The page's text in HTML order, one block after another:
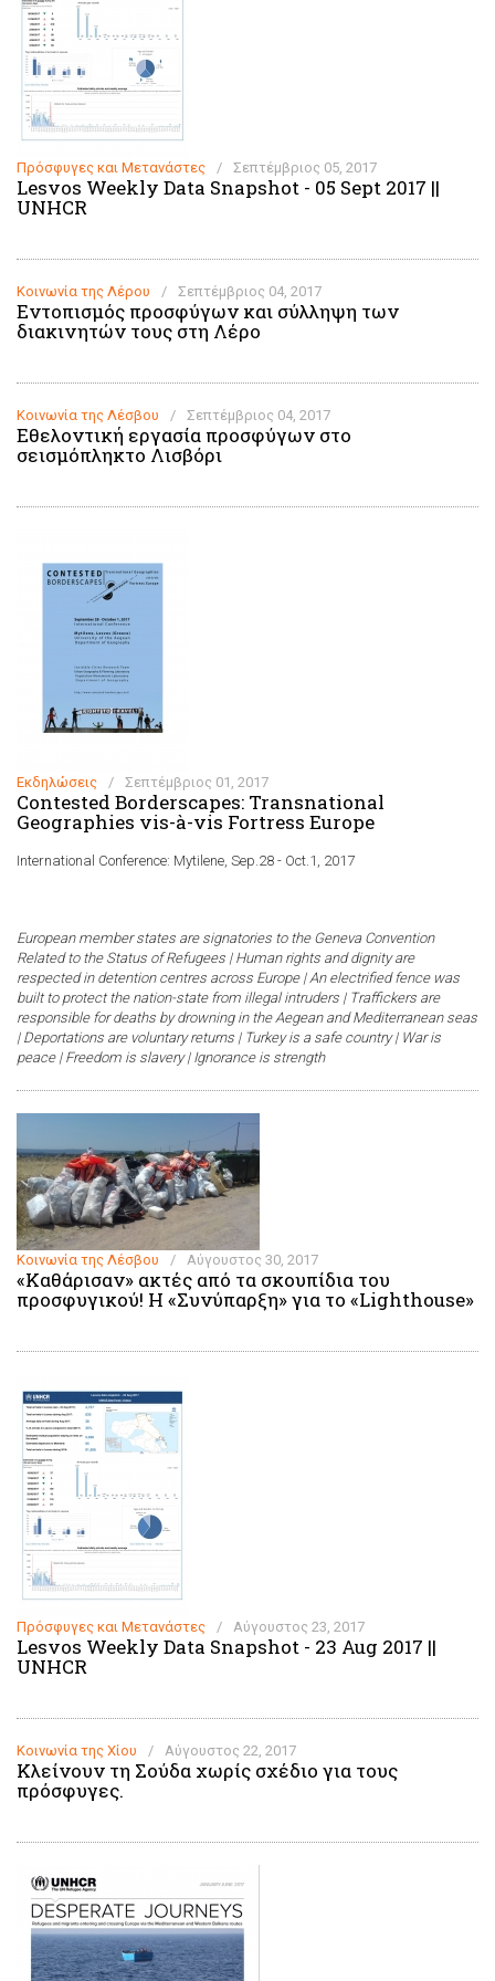
Πρόσφυγες και Μετανάστες / Σεπτέμβριος 05, 2017
Lesvos Weekly Data Snapshot - 05 Sept 2017 ||
UNHCR
Κοινωνία της Λέρου / Σεπτέμβριος 04, 2017
Εντοπισμός προσφύγων και σύλληψη των
διακινητών τους στη Λέρο
Κοινωνία της Λέσβου / Σεπτέμβριος 04, 2017
Εθελοντική εργασία προσφύγων στο
σεισμόπληκτο Λισβόρι
Εκδηλώσεις / Σεπτέμβριος 01, 2017
Contested Borderscapes: Transnational
Geographies vis-à-vis Fortress Europe
International Conference: Mytilene, Sep.28 - Oct.1, 2017
European member states are signatories to the Geneva Convention
Related to the Status of Refugees | Human rights and dignity are
respected in detention centres across Europe| An electrified fence was
built to protect the nation-state from illegal intruders | Traffickers are
responsible for deaths by drowning in the Aegean and Mediterranean seas
| Deportations are voluntary returns | Turkey is a safe country | War is
peace | Freedom is slavery| Ignorance is strength
Κοινωνία της Λέσβου / Αύγουστος 30, 2017
«Καθάρισαν» ακτές από τα σκουπίδια του
προσφυγικού! Η «Συνύπαρξη» για το «Lighthouse»
Πρόσφυγες και Μετανάστες / Αύγουστος 23, 2017
Lesvos Weekly Data Snapshot - 23 Aug 2017 ||
UNHCR
Κοινωνία της Χίου / Αύγουστος 22, 2017
Κλείνουν τη Σούδα χωρίς σχέδιο για τους
πρόσφυγες.